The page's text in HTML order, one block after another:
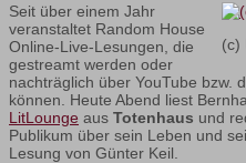
(c)
Seit über einem Jahr
veranstaltet Random House
Online-Live-Lesungen, die
gestreamt werden oder
nachträglich über YouTube bzw.
können. Heute Abend liest
LitLounge aus Totenhaus und
Publikum über sein Leben und
Lesung von Günter Keil.